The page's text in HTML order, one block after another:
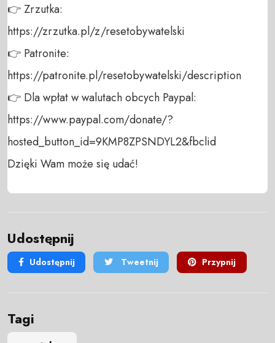
👉 Zrzutka:
https://zrzutka.pl/z/resetobywatelski
👉 Patronite:
https://patronite.pl/resetobywatelski/description
👉 Dla wpłat w walutach obcych Paypal:
https://www.paypal.com/donate/?
hosted_button_id=9KMP8ZPSNDYL2&fbclid
Dzięki Wam może się udać!
Udostępnij
Udostępnij Tweetnij Przypnij
Tagi